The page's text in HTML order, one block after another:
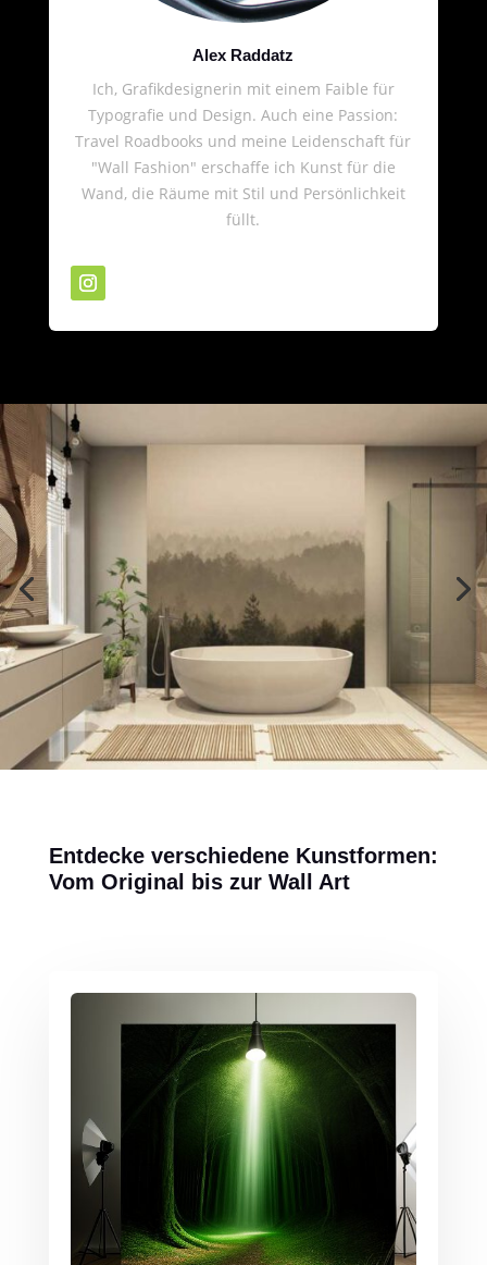
Alex Raddatz
Ich, Grafikdesignerin mit einem Faible für
Typografie und Design. Auch eine Passion:
Travel Roadbooks und meine Leidenschaft für
"Wall Fashion" erschaffe ich Kunst für die
Wand, die Räume mit Stil und Persönlichkeit
füllt.
Entdecke verschiedene Kunstformen:
Vom Original bis zur Wall Art